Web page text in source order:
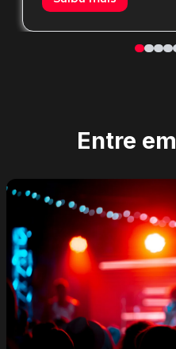
Entre em